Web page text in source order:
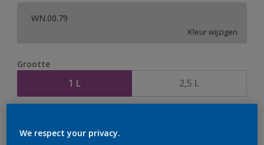
WN.00.79
Kleur wijzigen
Grootte
1 L 2,5 L
We respect your privacy.